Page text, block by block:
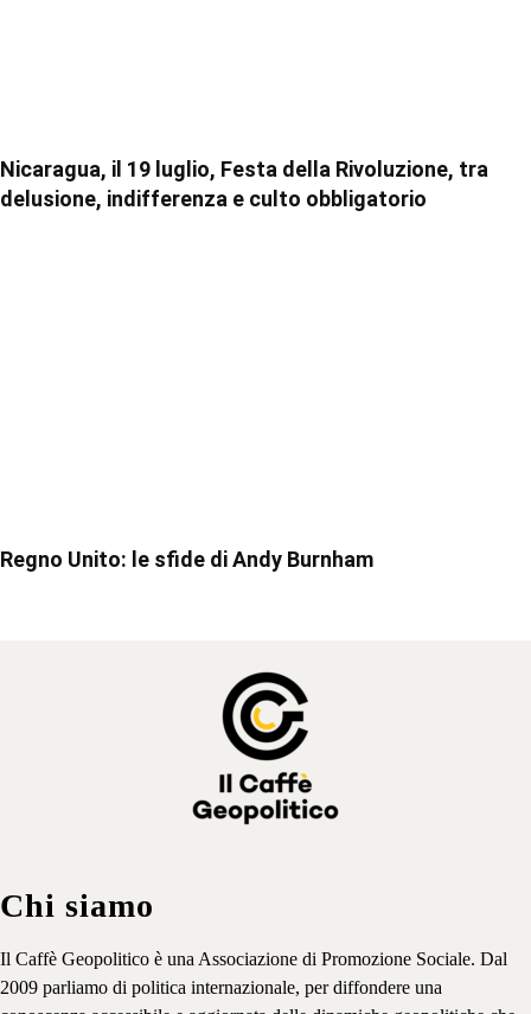
Nicaragua, il 19 luglio, Festa della Rivoluzione, tra
delusione, indifferenza e culto obbligatorio
Regno Unito: le sfide di Andy Burnham
Chi siamo
Il Caffè Geopolitico è una Associazione di Promozione Sociale. Dal
2009 parliamo di politica internazionale, per diffondere una